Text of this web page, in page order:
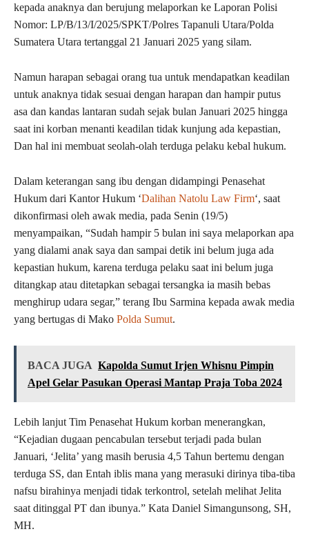
kepada anaknya dan berujung melaporkan ke Laporan Polisi
Nomor: LP/B/13/I/2025/SPKT/Polres Tapanuli Utara/Polda
Sumatera Utara tertanggal 21 Januari 2025 yang silam.
Namun harapan sebagai orang tua untuk mendapatkan keadilan
untuk anaknya tidak sesuai dengan harapan dan hampir putus
asa dan kandas lantaran sudah sejak bulan Januari 2025 hingga
saat ini korban menanti keadilan tidak kunjung ada kepastian,
Dan hal ini membuat seolah-olah terduga pelaku kebal hukum.
Dalam keterangan sang ibu dengan didampingi Penasehat
Hukum dari Kantor Hukum ‘Dalihan Natolu Law Firm‘, saat
dikonfirmasi oleh awak media, pada Senin (19/5)
menyampaikan, “Sudah hampir 5 bulan ini saya melaporkan apa
yang dialami anak saya dan sampai detik ini belum juga ada
kepastian hukum, karena terduga pelaku saat ini belum juga
ditangkap atau ditetapkan sebagai tersangka ia masih bebas
menghirup udara segar,” terang Ibu Sarmina kepada awak media
yang bertugas di Mako Polda Sumut.
BACA JUGA Kapolda Sumut Irjen Whisnu Pimpin
Apel Gelar Pasukan Operasi Mantap Praja Toba 2024
Lebih lanjut Tim Penasehat Hukum korban menerangkan,
“Kejadian dugaan pencabulan tersebut terjadi pada bulan
Januari, ‘Jelita’ yang masih berusia 4,5 Tahun bertemu dengan
terduga SS, dan Entah iblis mana yang merasuki dirinya tiba-tiba
nafsu birahinya menjadi tidak terkontrol, setelah melihat Jelita
saat ditinggal PT dan ibunya.” Kata Daniel Simangunsong, SH,
MH.